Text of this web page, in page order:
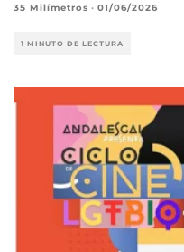
35 Milímetros · 01/06/2026
1 MINUTO DE LECTURA